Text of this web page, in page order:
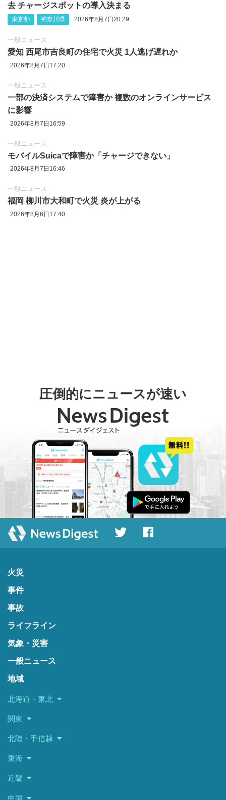
去 チャージスポットの導入決まる
東京都 神奈川県 2026年8月7日20:29
一般ニュース
愛知 西尾市吉良町の住宅で火災 1人逃げ遅れか
2026年8月7日17:20
一般ニュース
一部の決済システムで障害か 複数のオンラインサービス
に影響
2026年8月7日16:59
一般ニュース
モバイルSuicaで障害か「チャージできない」
2026年8月7日16:46
一般ニュース
福岡 柳川市大和町で火災 炎が上がる
2026年8月6日17:40
圧倒的にニュースが速い
火災
事件
事故
ライフライン
気象・災害
一般ニュース
地域
北海道・東北
関東
北陸・甲信越
東海
近畿
中国